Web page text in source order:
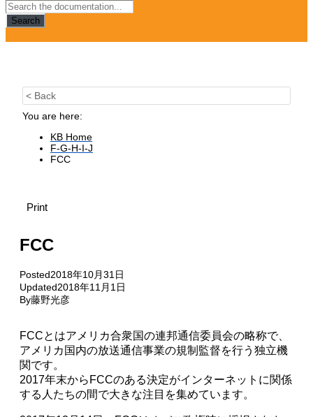
Search
< Back
You are here:
KB Home
F-G-H-I-J
FCC
Print
FCC
Posted2018年10月31日
Updated2018年11月1日
By藤野光彦
FCCとはアメリカ合衆国の連邦通信委員会の略称で、
アメリカ国内の放送通信事業の規制監督を行う独立機
関です。
2017年末からFCCのある決定がインターネットに関係
する人たちの間で大きな注目を集めています。